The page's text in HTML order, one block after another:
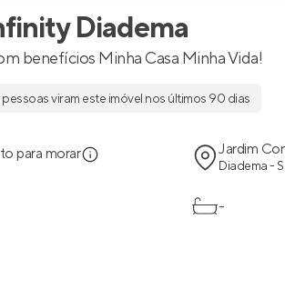
Diadema
benefícios Minha Casa Minha Vida!
viram este imóvel nos últimos 90 dias
para morar Jardim
Diadema -
-